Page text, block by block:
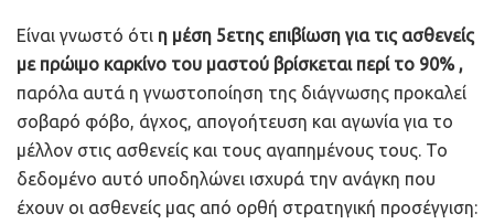
Είναι γνωστό ότι η μέση 5ετης επιβίωση για τις ασθενείς
με πρώιμο καρκίνο του μαστού βρίσκεται περί το 90% ,
παρόλα αυτά η γνωστοποίηση της διάγνωσης προκαλεί
σοβαρό φόβο, άγχος, απογοήτευση και αγωνία για το
μέλλον στις ασθενείς και τους αγαπημένους τους. Το
δεδομένο αυτό υποδηλώνει ισχυρά την ανάγκη που
έχουν οι ασθενείς μας από ορθή στρατηγική προσέγγιση: